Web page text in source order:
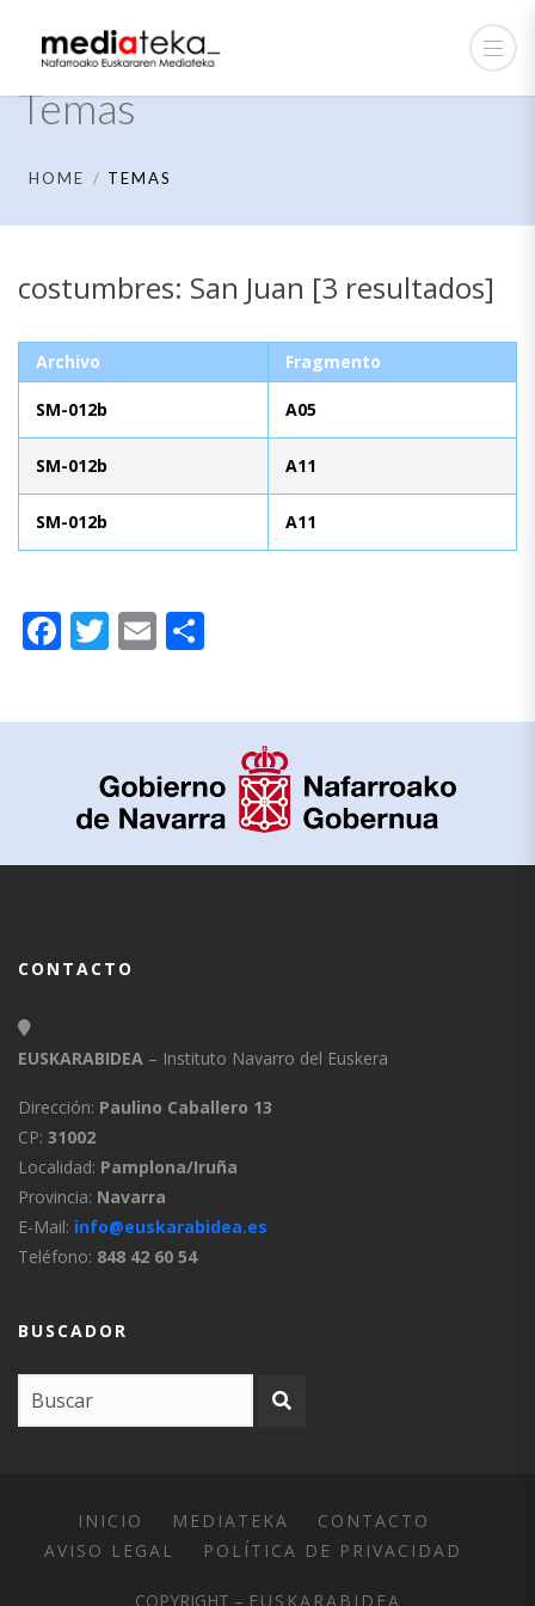
Temas
HOME TEMAS
costumbres: San Juan [3 resultados]
Archivo Fragmento
SM-012b A05
SM-012b A11
SM-012b A11
Facebook
Twitter
Email
CONTACTO
EUSKARABIDEA – Instituto Navarro del Euskera
Dirección: Paulino Caballero 13
CP: 31002
Localidad: Pamplona/Iruña
Provincia: Navarra
E-Mail: info@euskarabidea.es
Teléfono: 848 42 60 54
BUSCADOR
INICIO MEDIATEKA
CONTACTO
AVISO LEGAL
POLÍTICA DE PRIVACIDAD
COPYRIGHT – EUSKARABIDEA